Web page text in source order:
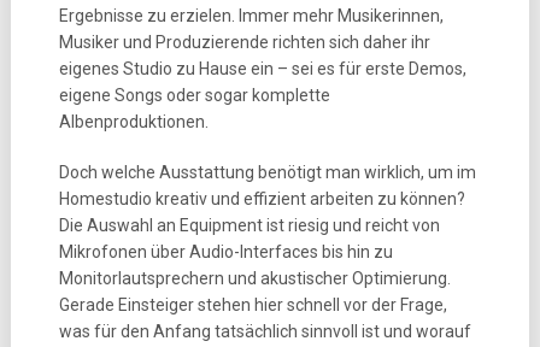
Ergebnisse zu erzielen. Immer mehr Musikerinnen,
Musiker und Produzierende richten sich daher ihr
eigenes Studio zu Hause ein – sei es für erste Demos,
eigene Songs oder sogar komplette
Albenproduktionen.
Doch welche Ausstattung benötigt man wirklich, um im
Homestudio kreativ und effizient arbeiten zu können?
Die Auswahl an Equipment ist riesig und reicht von
Mikrofonen über Audio-Interfaces bis hin zu
Monitorlautsprechern und akustischer Optimierung.
Gerade Einsteiger stehen hier schnell vor der Frage,
was für den Anfang tatsächlich sinnvoll ist und worauf